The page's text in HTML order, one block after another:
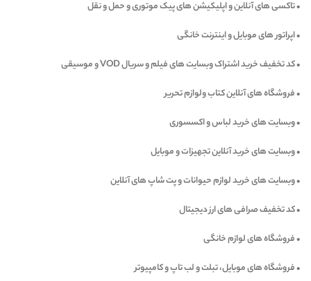
• تاکسی های آنلاین و اپلیکیشن های پیک موتوری و حمل و نقل
• اپراتور های موبایل و اینترنت خانگی
• کد تخفیف خرید اشتراک وبسایت های فیلم و سریال VOD و موسیقی
• فروشگاه های آنلاین کتاب ولوازم تحریر
• وبسایت های خرید لباس و اکسسوری
• وبسایت های خرید آنلاین تجهیزات و موبایل
• وبسایت های خرید لوازم حیوانات و پت شاپ های آنلاین
• کد تخفیف صرافی های ارز دیجیتال
• فروشگاه های لوازم خانگی
• فروشگاه های موبایل، تبلت و لب تاپ و کامپیوتر